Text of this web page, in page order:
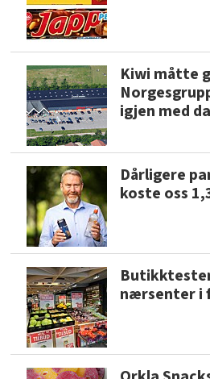
Kiwi måtte
igjen med
Dårligere
koste oss
nærsenter i